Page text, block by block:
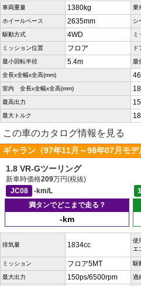
車両重量 1380kg 乗
ホイールベース 2635mm シ
駆動方式 4WD ミ
ミッション位置 フロア ド
最小回転半径 5.4m 最
全長x全幅x全高(mm)
室内 全長x全幅x全高(mm)
最高出力
最大トルク
この車のカタログ情報を見る
ギャラン（97年11月～98年07月モ
1.8 VR-Gツーリング
新車時価格209万円(税抜)
JC08
-km/L
満タンでどこまで走る？
-km
排気量 1834cc
使
エ
ミッション フロア5MT 駆
最大出力 150ps/6500rpm 過